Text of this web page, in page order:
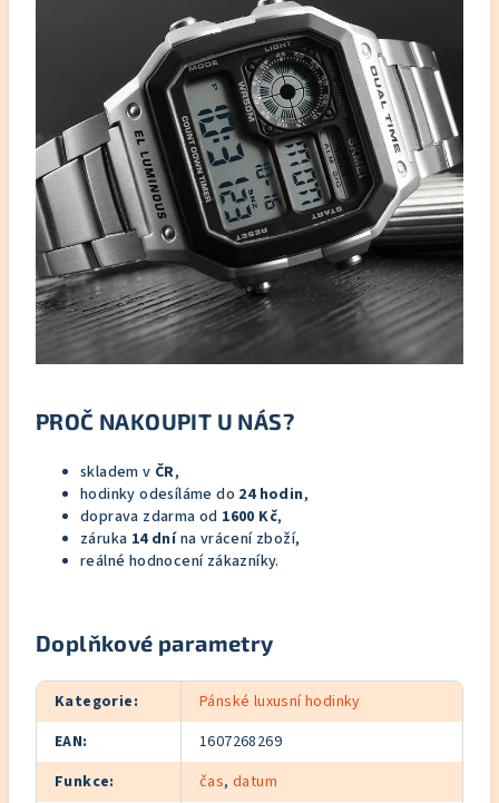
PROČ NAKOUPIT U NÁS?
skladem v ČR,
hodinky odesíláme do 24 hodin,
doprava zdarma od 1600 Kč,
záruka 14 dnína vrácení zboží,
reálné hodnocení zákazníky.
Doplňkové parametry
Kategorie:
Pánské luxusní hodinky
EAN:
1607268269
Funkce: čas,datum